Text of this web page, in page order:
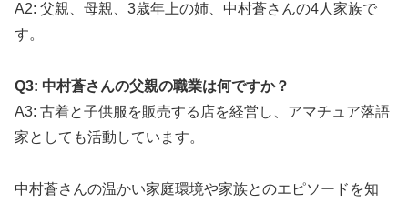
A2: 父親、母親、3歳年上の姉、中村蒼さんの4人家族で
す。
Q3: 中村蒼さんの父親の職業は何ですか？
A3: 古着と子供服を販売する店を経営し、アマチュア落語
家としても活動しています。
中村蒼さんの温かい家庭環境や家族とのエピソードを知